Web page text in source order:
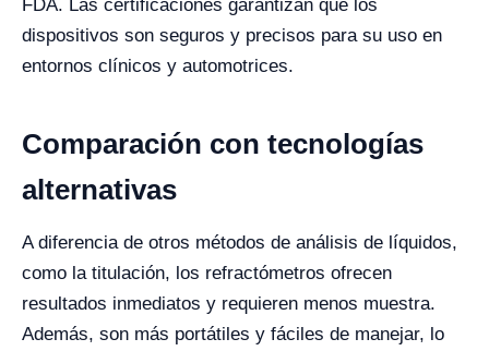
FDA. Las certificaciones garantizan que los
dispositivos son seguros y precisos para su uso en
entornos clínicos y automotrices.
Comparación con tecnologías
alternativas
A diferencia de otros métodos de análisis de líquidos,
como la titulación, los refractómetros ofrecen
resultados inmediatos y requieren menos muestra.
Además, son más portátiles y fáciles de manejar, lo